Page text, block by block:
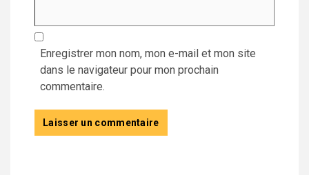
Enregistrer mon nom, mon e-mail et mon site
dans le navigateur pour mon prochain
commentaire.